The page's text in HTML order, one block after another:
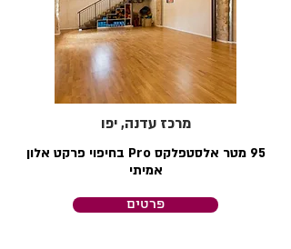
מרכז עדנה, יפו
95 מטר אלסטפלקס Pro בחיפוי פרקט אלון
אמיתי
פרטים